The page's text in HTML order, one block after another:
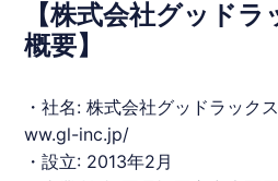
【株式会社グッド
概要】
・社名: 株式会社グッドラック
ww.gl-inc.jp/
・設立: 2013年2月